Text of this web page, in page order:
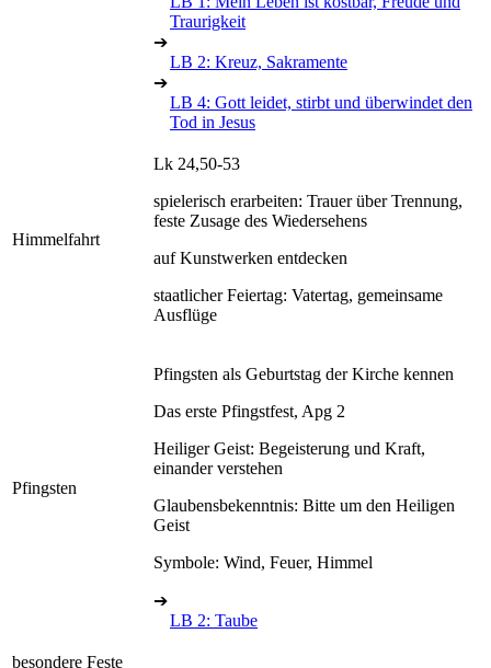
Traurigkeit
➔
LB 2: Kreuz, Sakramente
➔
LB 4: Gott leidet, stirbt und überwindet den
Tod in Jesus
Himmelfahrt
Lk 24,50-53
spielerisch erarbeiten: Trauer über Trennung,
feste Zusage des Wiedersehens
auf Kunstwerken entdecken
staatlicher Feiertag: Vatertag, gemeinsame
Ausflüge
Pfingsten
Pfingsten als Geburtstag der Kirche kennen
Das erste Pfingstfest, Apg 2
Heiliger Geist: Begeisterung und Kraft,
einander verstehen
Glaubensbekenntnis: Bitte um den Heiligen
Geist
Symbole: Wind, Feuer, Himmel
➔
LB 2: Taube
besondere Feste